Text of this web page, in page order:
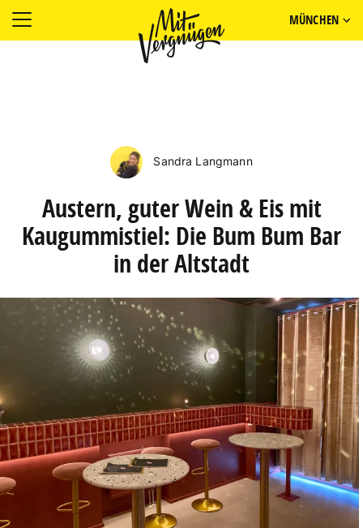
MÜNCHEN
Sandra Langmann
Austern, guter Wein & Eis mit
Kaugummistiel: Die Bum Bum Bar
in der Altstadt